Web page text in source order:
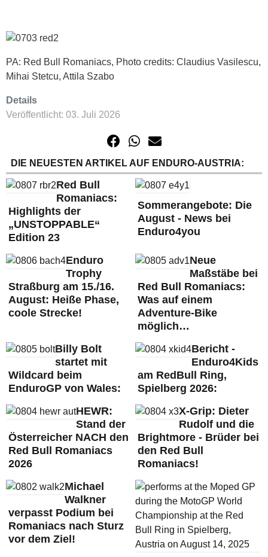
PA: Red Bull Romaniacs, Photo credits: Claudius Vasilescu,
Mihai Stetcu, Attila Szabo
Details
Veröffentlicht: 03. Juli 2026
DIE NEUESTEN ARTIKEL AUF ENDURO-AUSTRIA:
Red Bull
Romaniacs:
Highlights der
„UNSTOPPABLE“
Edition 23
Sommerangebote: Die
August - News bei
Enduro4you
Enduro
Trophy
Straßburg am 15./16.
August: Heiße Phase,
coole Strecke!
Neue
Maßstäbe bei
Red Bull Romaniacs:
Was auf einem
Adventure-Bike
möglich…
Billy Bolt
startet mit
Wildcard beim
EnduroGP von Wales:
Bericht -
Enduro4Kids
am RedBull Ring,
Spielberg 2026:
HEWR:
Stand der
Österreicher NACH den
Red Bull Romaniacs
2026
X-Grip: Dieter
Rudolf und die
Brightmore - Brüder bei
den Red Bull
Romaniacs!
Michael
Walkner
verpasst Podium bei
Romaniacs nach Sturz
vor dem Ziel!